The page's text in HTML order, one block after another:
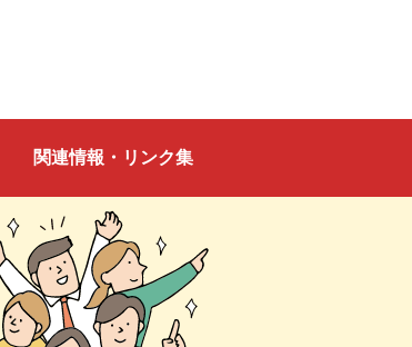
関連情報・リンク集